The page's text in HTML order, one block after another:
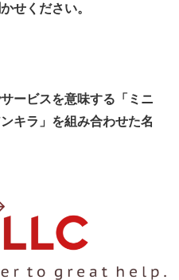
せください。
ービスを意味する「ミニ
キラ」を組み合わせた名